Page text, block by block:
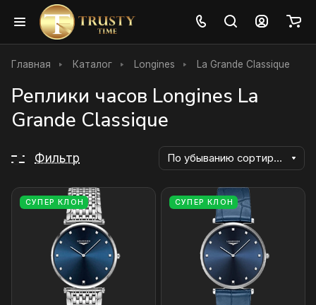
Главная Каталог Longines La Grande Classique
Реплики часов Longines La
Grande Classique
Фильтр По убыванию сортировки
СУПЕР КЛОН СУПЕР КЛОН